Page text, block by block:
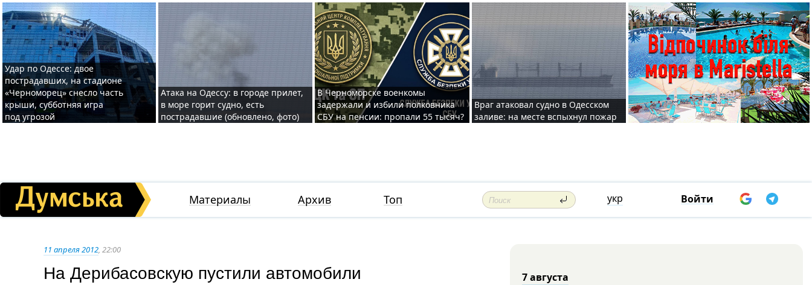
Удар по Одессе: двое
пострадавших, на стадионе
«Черноморец» снесло часть
крыши, субботняя игра
под угрозой
Атака на Одессу: в городе прилет,
в море горит судно, есть
пострадавшие (обновлено, фото)
В Черноморске военкомы
задержали и избили полковника
СБУ на пенсии: пропали 55 тысяч?
Враг атаковал судно в Одесском
заливе: на месте вспыхнул пожар
Материалы Архив Топ укр Войти
11 апреля 2012, 22:00
На Дерибасовскую пустили автомобили 7 августа